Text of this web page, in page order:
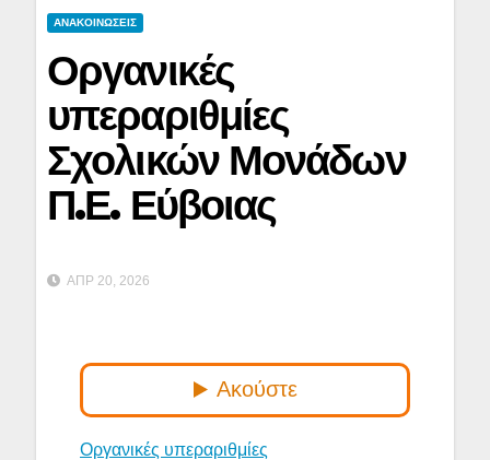
ΑΝΑΚΟΙΝΩΣΕΙΣ
Οργανικές
υπεραριθμίες
Σχολικών Μονάδων
Π.Ε. Εύβοιας
ΑΠΡ 20, 2026
Οργανικές υπεραριθμίες